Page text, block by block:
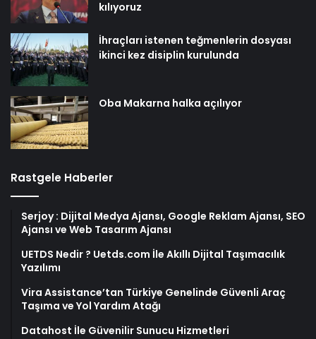
kılıyoruz
İhraçları istenen teğmenlerin dosyası
ikinci kez disiplin kurulunda
Oba Makarna halka açılıyor
Rastgele Haberler
Serjoy : Dijital Medya Ajansı, Google Reklam Ajansı, SEO
Ajansı ve Web Tasarım Ajansı
UETDS Nedir ? Uetds.com İle Akıllı Dijital Taşımacılık
Yazılımı
Vira Assistance’tan Türkiye Genelinde Güvenli Araç
Taşıma ve Yol Yardım Atağı
Datahost İle Güvenilir Sunucu Hizmetleri